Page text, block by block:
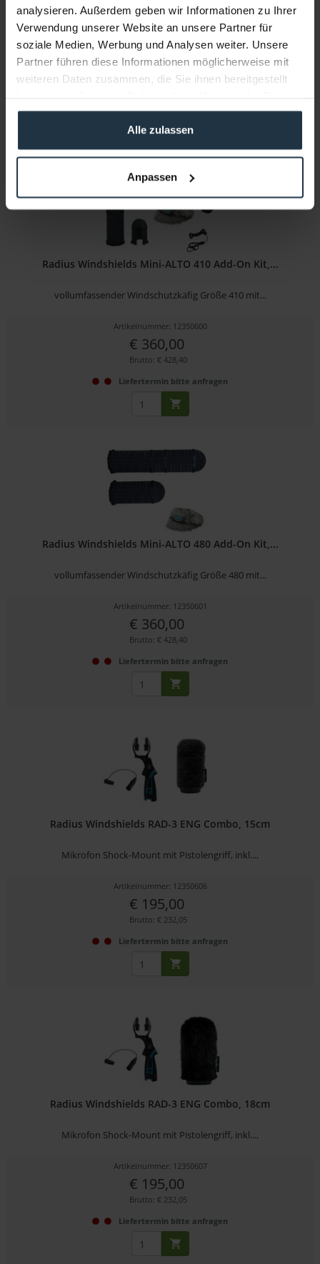
analysieren. Außerdem geben wir Informationen zu Ihrer
Verwendung unserer Website an unsere Partner für
soziale Medien, Werbung und Analysen weiter. Unsere
Partner führen diese Informationen möglicherweise mit
weiteren Daten zusammen, die Sie ihnen bereitgestellt
gesammelt haben.
Alle zulassen
Anpassen
vollumfassender Windschutzkäfig Größe 480 inkl....
Artikelnummer: 12350599
€ 440,00
Brutto: € 523,60
Radius Windshields Mini-ALTO 410 Add-On Kit,...
vollumfassender Windschutzkäfig Größe 410 mit...
Artikelnummer: 12350600
€ 360,00
Brutto: € 428,40
Liefertermin bitte anfragen
Radius Windshields Mini-ALTO 480 Add-On Kit,...
vollumfassender Windschutzkäfig Größe 480 mit...
Artikelnummer: 12350601
€ 360,00
Brutto: € 428,40
Liefertermin bitte anfragen
Radius Windshields RAD-3 ENG Combo, 15cm
Mikrofon Shock-Mount mit Pistolengriff, inkl....
Artikelnummer: 12350606
€ 195,00
Brutto: € 232,05
Liefertermin bitte anfragen
Radius Windshields RAD-3 ENG Combo, 18cm
Mikrofon Shock-Mount mit Pistolengriff, inkl....
Artikelnummer: 12350607
€ 195,00
Brutto: € 232,05
Liefertermin bitte anfragen